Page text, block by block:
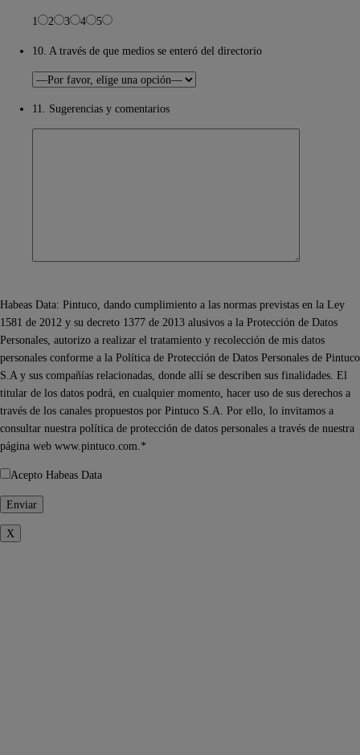
1 2 3 4 5
10. A través de que medios se enteró del directorio
11. Sugerencias y comentarios
Habeas Data: Pintuco, dando cumplimiento a las normas previstas en la Ley
1581 de 2012 y su decreto 1377 de 2013 alusivos a la Protección de Datos
Personales, autorizo a realizar el tratamiento y recolección de mis datos
personales conforme a la Política de Protección de Datos Personales de Pintuco
S.A y sus compañías relacionadas, donde allí se describen sus finalidades. El
titular de los datos podrá, en cualquier momento, hacer uso de sus derechos a
través de los canales propuestos por Pintuco S.A. Por ello, lo invitamos a
consultar nuestra política de protección de datos personales a través de nuestra
página web www.pintuco.com.*
Acepto Habeas Data
X